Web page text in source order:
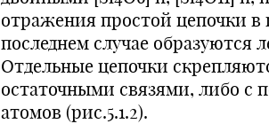
отражения простой цепочки
последнем случае образуются
Отдельные цепочки
остаточными связями, либо с
атомов (рис.5.1.2).